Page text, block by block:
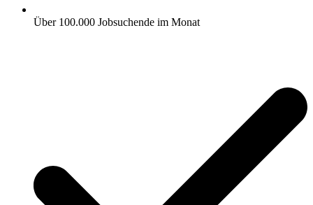
Über 100.000 Jobsuchende im Monat